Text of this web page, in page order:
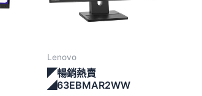
Lenovo
◤暢銷熱賣
◢63EBMAR2WW